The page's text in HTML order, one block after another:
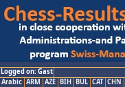
Logged on: Gast
Arabic ARM AZE BIH BUL CAT CHN